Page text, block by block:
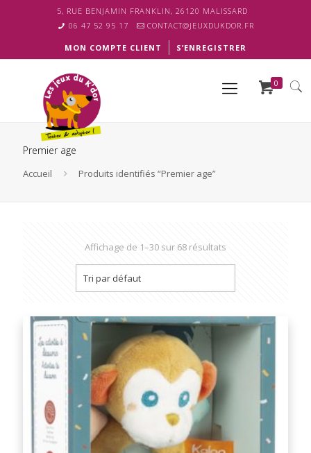
5, RUE BENJAMIN FRANKLIN, 26120 MALISSARD
06 47 52 95 17
CONTACT@JEUXDUKDOR.FR
MON COMPTE CLIENT S’ENREGISTRER
0
Premier age
Accueil Produits identifiés “Premier age”
Affichage de 1–30 sur 68 résultats